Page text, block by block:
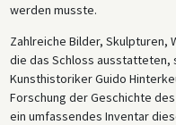
werden musste.
Zahlreiche Bilder, Skulpturen,
die das Schloss ausstatteten,
Kunsthistoriker Guido
Forschung der Geschichte
ein umfassendes Inventar